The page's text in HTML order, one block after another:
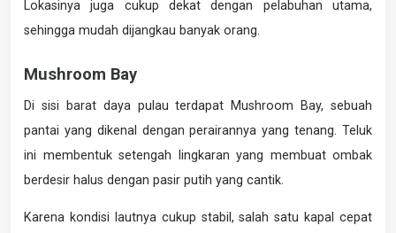
Lokasinya juga cukup dekat dengan pelabuhan utama,
sehingga mudah dijangkau banyak orang.
Mushroom Bay
Di sisi barat daya pulau terdapat Mushroom Bay, sebuah
pantai yang dikenal dengan perairannya yang tenang. Teluk
ini membentuk setengah lingkaran yang membuat ombak
berdesir halus dengan pasir putih yang cantik.
Karena kondisi lautnya cukup stabil, salah satu kapal cepat